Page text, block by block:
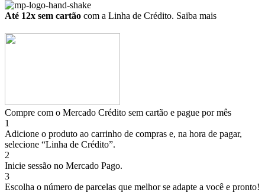
Até 12x sem cartão com a Linha de Crédito. Saiba mais
Compre com o Mercado Crédito sem cartão e pague por mês
1
Adicione o produto ao carrinho de compras e, na hora de pagar,
selecione “Linha de Crédito”.
2
Inicie sessão no Mercado Pago.
3
Escolha o número de parcelas que melhor se adapte a você e pronto!